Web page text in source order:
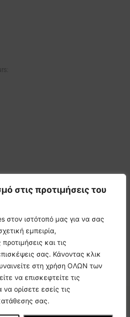
στις προτιμήσεις του
στον ιστότοπό μας για να σας
εμπειρία,
και τις
σας. Κάνοντας κλικ
στη χρήση ΟΛΩΝ των
να επισκεφτείτε τις
ορίσετε εσείς τις
σας.
Hair & Beauty Salon 2026